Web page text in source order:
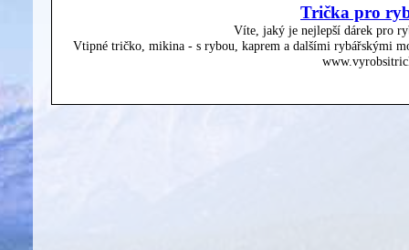
Trička pro
Víte, jaký je nejlepší dárek pro
Vtipné tričko, mikina - s rybou, kaprem a dalšími rybářskými